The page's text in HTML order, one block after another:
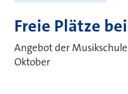
Freie Plätze
Angebot der
Oktober